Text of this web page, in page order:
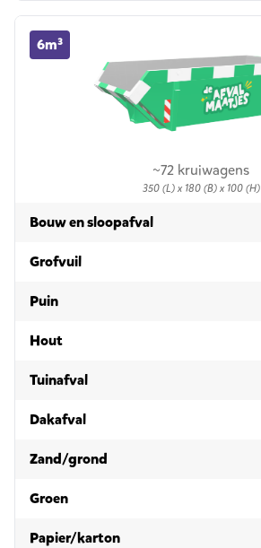
~72 kruiwagens
350 (L) x 180 (B) x 100 (H)
6m³
6m³ container huren
Bouw en sloopafvalin 6m³
Grofvuilin 6m³
Puinin 6m³
Houtin 6m³
Tuinafvalin 6m³
Dakafvalin 6m³
Zand/grond
Groenin 6m³
Papier/kartonin 6m³